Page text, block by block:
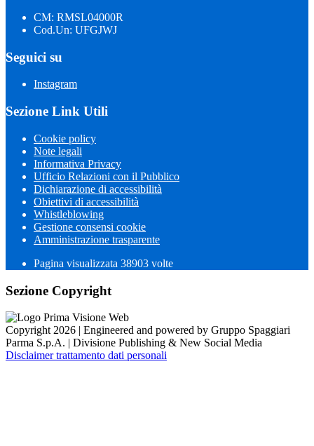
CM: RMSL04000R
Cod.Un: UFGJWJ
Seguici su
Instagram
Sezione Link Utili
Cookie policy
Note legali
Informativa Privacy
Ufficio Relazioni con il Pubblico
Dichiarazione di accessibilità
Obiettivi di accessibilità
Whistleblowing
Gestione consensi cookie
Amministrazione trasparente
Pagina visualizzata 38903 volte
Sezione Copyright
Copyright 2026 | Engineered and powered by Gruppo Spaggiari
Parma S.p.A. | Divisione Publishing & New Social Media
Disclaimer trattamento dati personali